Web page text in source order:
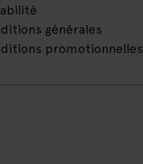
générales
promotionnelles